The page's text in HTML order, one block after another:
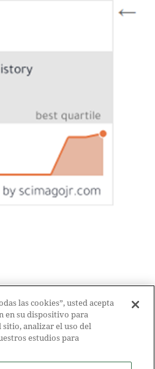
las cookies”, usted acepta
en su dispositivo para
analizar el uso del
estudios para